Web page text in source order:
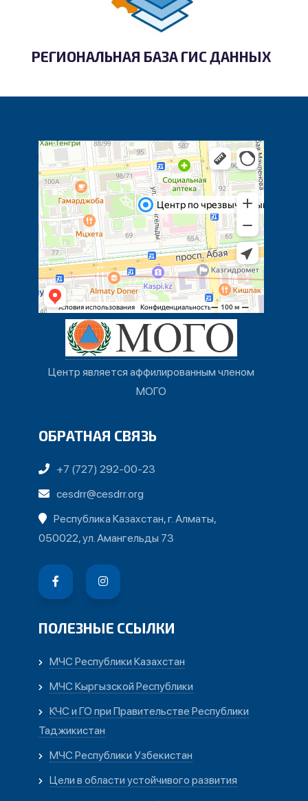
РЕГИОНАЛЬНАЯ БАЗА ГИС ДАННЫХ
Центр является аффилированным членом
МОГО
ОБРАТНАЯ СВЯЗЬ
+7 (727) 292-00-23
cesdrr@cesdrr.org
Республика Казахстан, г. Алматы,
050022, ул. Амангельды 73
ПОЛЕЗНЫЕ ССЫЛКИ
МЧС Республики Казахстан
МЧС Кыргызской Республики
КЧС и ГО при Правительстве Республики
Таджикистан
МЧС Республики Узбекистан
Цели в области устойчивого развития